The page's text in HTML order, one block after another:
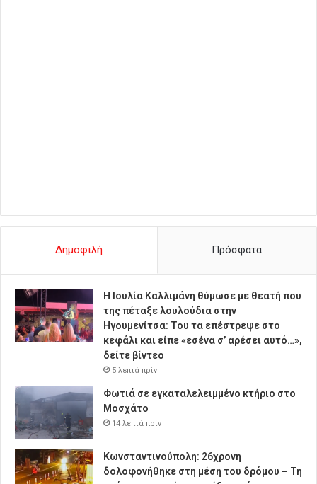
Δημοφιλή Πρόσφατα
Η Ιουλία Καλλιμάνη θύμωσε με θεατή που
της πέταξε λουλούδια στην
Ηγουμενίτσα: Του τα επέστρεψε στο
κεφάλι και είπε «εσένα σ’ αρέσει αυτό…»,
δείτε βίντεο
5 λεπτά πρίν
Φωτιά σε εγκαταλελειμμένο κτήριο στο
Μοσχάτο
14 λεπτά πρίν
Κωνσταντινούπολη: 26χρονη
δολοφονήθηκε στη μέση του δρόμου – Τη